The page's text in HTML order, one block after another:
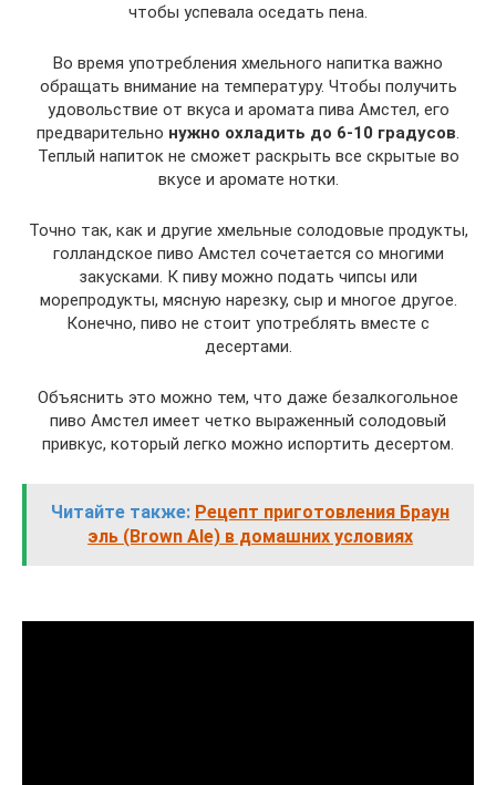
чтобы успевала оседать пена.
Во время употребления хмельного напитка важно
обращать внимание на температуру. Чтобы получить
удовольствие от вкуса и аромата пива Амстел, его
предварительно нужно охладить до 6-10 градусов.
Теплый напиток не сможет раскрыть все скрытые во
вкусе и аромате нотки.
Точно так, как и другие хмельные солодовые продукты,
голландское пиво Амстел сочетается со многими
закусками. К пиву можно подать чипсы или
морепродукты, мясную нарезку, сыр и многое другое.
Конечно, пиво не стоит употреблять вместе с
десертами.
Объяснить это можно тем, что даже безалкогольное
пиво Амстел имеет четко выраженный солодовый
привкус, который легко можно испортить десертом.
Читайте также: Рецепт приготовления Браун
эль (Brown Ale) в домашних условиях